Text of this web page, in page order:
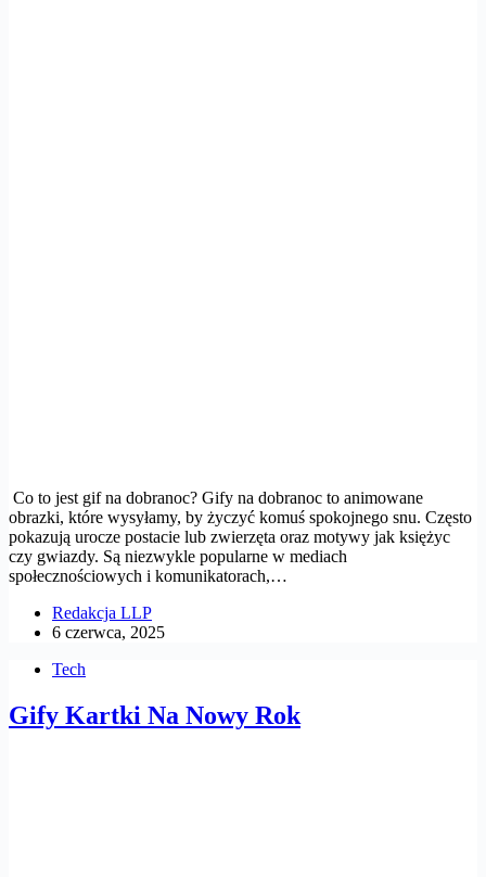
Co to jest gif na dobranoc? Gify na dobranoc to animowane
obrazki, które wysyłamy, by życzyć komuś spokojnego snu. Często
pokazują urocze postacie lub zwierzęta oraz motywy jak księżyc
czy gwiazdy. Są niezwykle popularne w mediach
społecznościowych i komunikatorach,…
Redakcja LLP
6 czerwca, 2025
Tech
Gify Kartki Na Nowy Rok